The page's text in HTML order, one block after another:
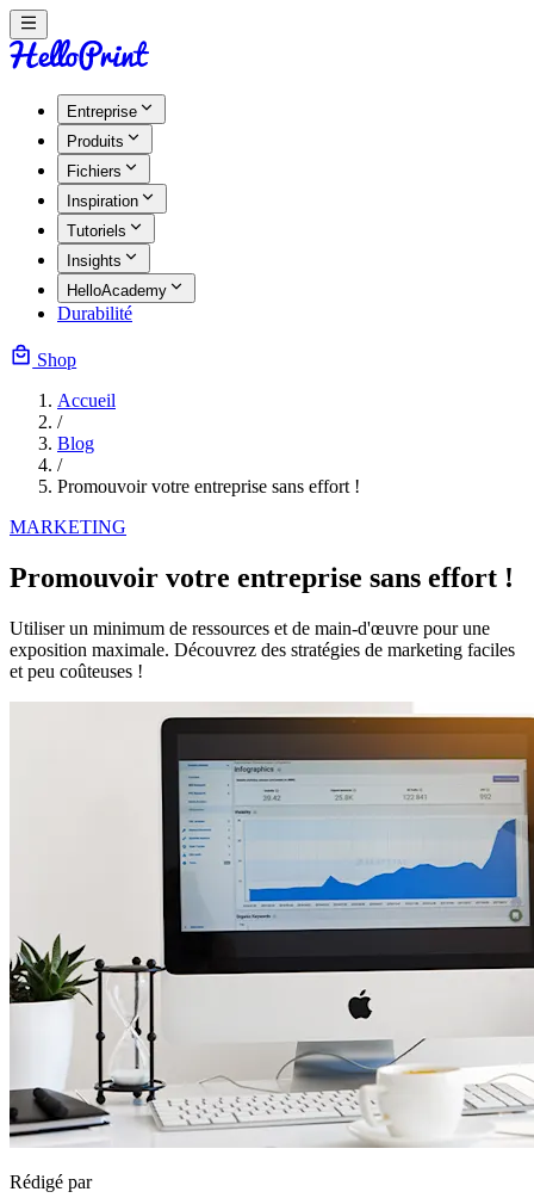
Entreprise
Produits
Fichiers
Inspiration
Tutoriels
Insights
HelloAcademy
Durabilité
Shop
Accueil
/
Blog
/
Promouvoir votre entreprise sans effort !
MARKETING
Promouvoir votre entreprise sans effort !
Utiliser un minimum de ressources et de main-d'œuvre pour une
exposition maximale. Découvrez des stratégies de marketing faciles
et peu coûteuses !
Rédigé par